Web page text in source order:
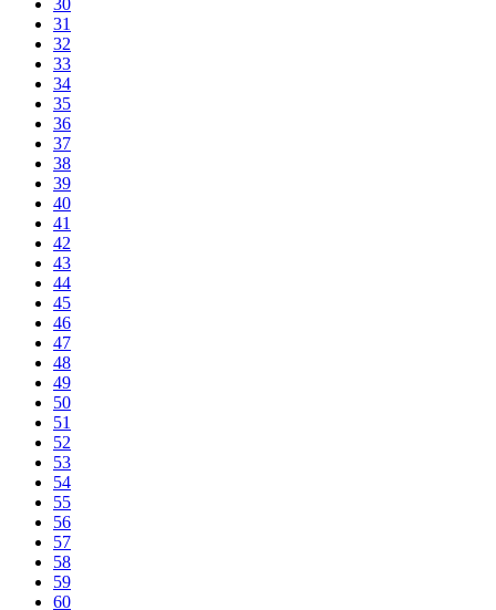
30
31
32
33
34
35
36
37
38
39
40
41
42
43
44
45
46
47
48
49
50
51
52
53
54
55
56
57
58
59
60